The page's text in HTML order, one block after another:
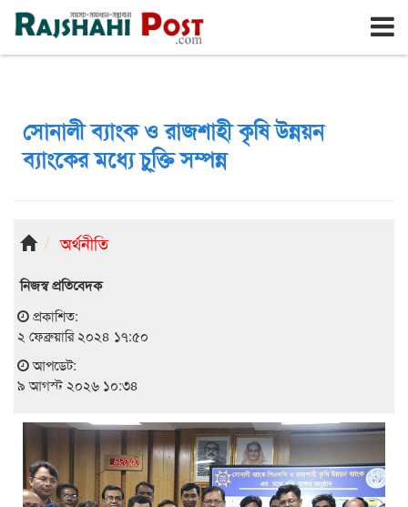
রাজশাহী রবিবার, ৯ই আগস্ট ২০২৬, ২৬শে শ্রাবণ ১৪৩৩
সোনালী ব্যাংক ও রাজশাহী কৃষি উন্নয়ন
ব্যাংকের মধ্যে চু্ক্তি সম্পন্ন
অর্থনীতি
নিজস্ব প্রতিবেদক
প্রকাশিত:
২ ফেব্রুয়ারি ২০২৪ ১৭:৫০
আপডেট:
৯ আগস্ট ২০২৬ ১০:৩৪